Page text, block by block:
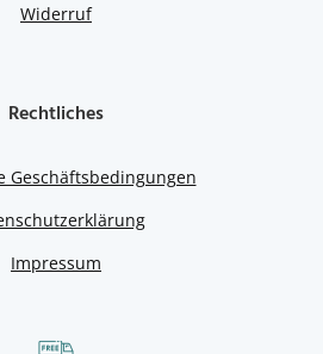
Widerruf
Rechtliches
Geschäftsbedingungen
Impressum